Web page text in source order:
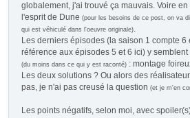
globalement, j'ai trouvé ça mauvais. Voire
l'esprit de Dune (pour les besoins de ce post, on va
qui est véhiculé dans l'oeuvre originale).
Les derniers épisodes (la saison 1 compte
référence aux épisodes 5 et 6 ici) y
(du moins dans ce qui y est raconté) : montage
Les deux solutions ? Ou alors des
pas, je n'ai pas creusé la question (et je m'en
Les points négatifs, selon moi, avec